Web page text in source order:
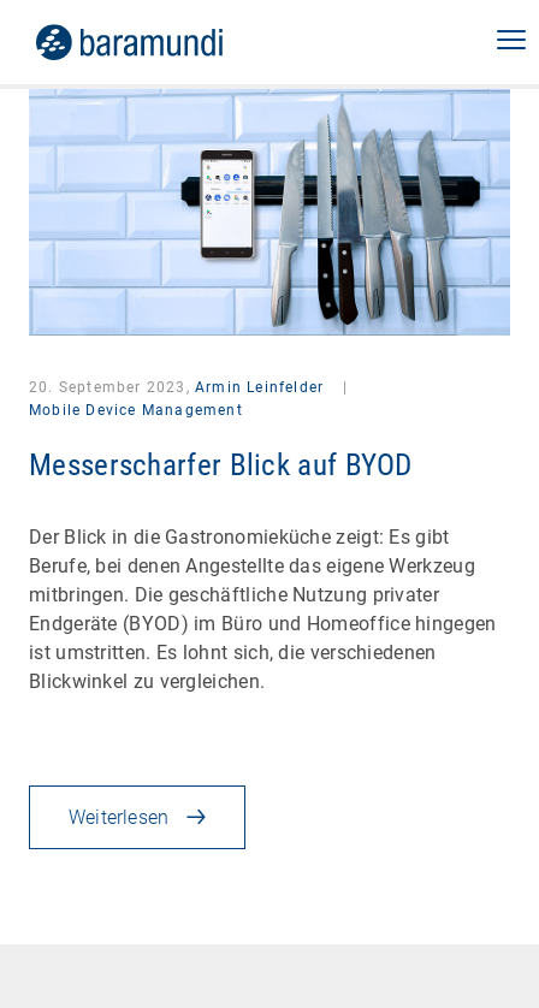
20. September 2023, Armin Leinfelder
Mobile Device Management
Messerscharfer Blick auf BYOD
Der Blick in die Gastronomieküche zeigt: Es gibt
Berufe, bei denen Angestellte das eigene Werkzeug
mitbringen. Die geschäftliche Nutzung privater
Endgeräte (BYOD) im Büro und Homeoffice hingegen
ist umstritten. Es lohnt sich, die verschiedenen
Blickwinkel zu vergleichen.
Weiterlesen